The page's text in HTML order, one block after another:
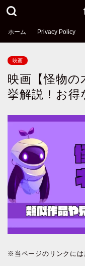
ホーム Privacy Policy
映画
映画【怪物
挙解説！お得
※当ページのリンクには